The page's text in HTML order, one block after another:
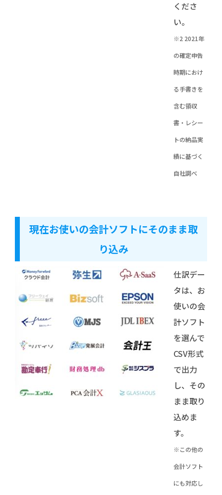
くださ
い。
※2 2021年
の確定申告
時期におけ
る手書きを
含む領収
書・レシー
トの納品実
績に基づく
自社調べ
現在お使いの会計ソフトにそのまま取
り込み
仕訳デー
タは、お
使いの会
計ソフト
を選んで
CSV形式
で出力
し、その
まま取り
込めま
す。
※この他の
会計ソフト
にも対応し